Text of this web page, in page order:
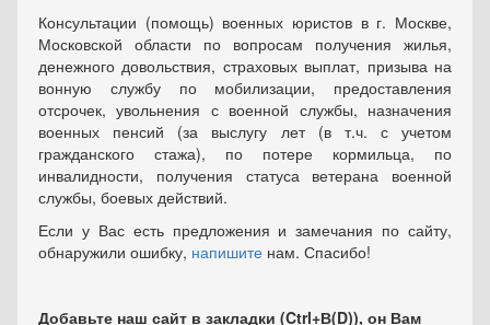
Консультации (помощь) военных юристов в г. Москве,
Московской области по вопросам получения жилья,
денежного довольствия, страховых выплат, призыва на
вонную службу по мобилизации, предоставления
отсрочек, увольнения с военной службы, назначения
военных пенсий (за выслугу лет (в т.ч. с учетом
гражданского стажа), по потере кормильца, по
инвалидности, получения статуса ветерана военной
службы, боевых действий.
Если у Вас есть предложения и замечания по сайту,
обнаружили ошибку, напишите нам. Спасибо!
Добавьте наш сайт в закладки (Ctrl+В(D)), он Вам